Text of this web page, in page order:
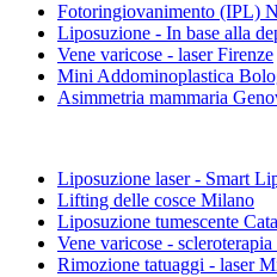
Fotoringiovanimento (IPL)
Liposuzione - In base alla
Vene varicose - laser Firenze
Mini Addominoplastica
Asimmetria mammaria
Liposuzione laser - Smart
Lifting delle cosce Milano
Liposuzione tumescente
Vene varicose -
Rimozione tatuaggi - laser